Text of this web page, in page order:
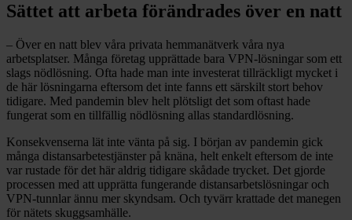
Sättet att arbeta förändrades över en natt
– Över en natt blev våra privata hemmanätverk våra nya
arbetsplatser. Många företag upprättade bara VPN-lösningar som ett
slags nödlösning. Ofta hade man inte investerat tillräckligt mycket i
de här lösningarna eftersom det inte fanns ett särskilt stort behov
tidigare. Med pandemin blev helt plötsligt det som oftast hade
fungerat som en tillfällig nödlösning allas standardlösning.
Konsekvenserna lät inte vänta på sig. I början av pandemin gick
många distansarbetestjänster på knäna, helt enkelt eftersom de inte
var rustade för det här aldrig tidigare skådade trycket. Det gjorde
processen med att upprätta fungerande distansarbetslösningar och
VPN-tunnlar ännu mer skyndsam. Och tyvärr krattade det manegen
för nätets skuggsamhälle.